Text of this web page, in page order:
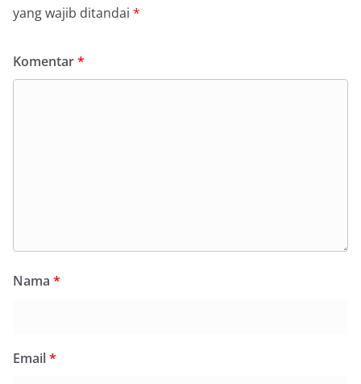
yang wajib ditandai *
Komentar*
Nama *
Email*